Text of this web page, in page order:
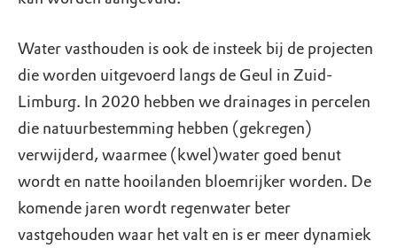
Water vasthouden is ook de insteek bij de projecten
die worden uitgevoerd langs de Geul in Zuid-
Limburg. In 2020 hebben we drainages in percelen
die natuurbestemming hebben (gekregen)
verwijderd, waarmee (kwel)water goed benut
wordt en natte hooilanden bloemrijker worden. De
komende jaren wordt regenwater beter
vastgehouden waar het valt en is er meer dynamiek